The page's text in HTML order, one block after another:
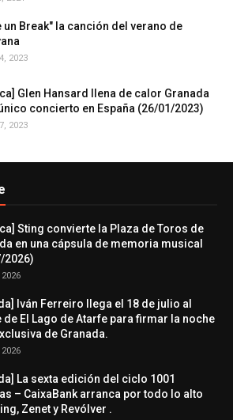
un Break" la canción del verano de
2023
Glen Hansard llena de calor Granada
concierto en España (26/01/2023)
2023
Sting convierte la Plaza de Toros de
en una cápsula de memoria musical
2026)
Iván Ferreiro llega el 18 de julio al
de El Lago de Atarfe para firmar la noche
de Granada.
La sexta edición del ciclo 1001
– CaixaBank arranca por todo lo alto
Zenet y Revólver .